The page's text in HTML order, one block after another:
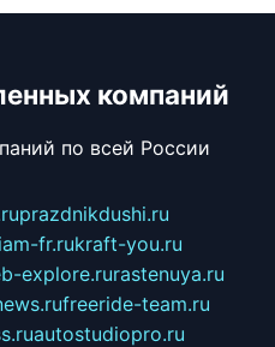
компаний
по всей России
prazdnikdushi.ru
fr.rukraft-you.ru
explore.rurastenuya.ru
freeride-team.ru
autostudiopro.ru